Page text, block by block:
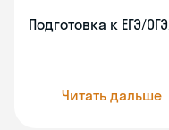
Подготовка к ЕГЭ/ОГЭ
Читать дальше